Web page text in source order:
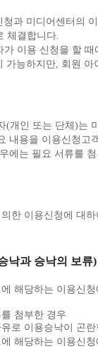
과 미디어센터의
체결합니다.
이용 신청을 할
능하지만, 회원
개인 또는 단체)는
내용을 이용신청고
에는 필요 서류를
한 이용신청에 대
낙과 승낙의 보류)
해당하는 이용신
첨부한 경우
로 이용승낙이 곤
해당하는 이용신